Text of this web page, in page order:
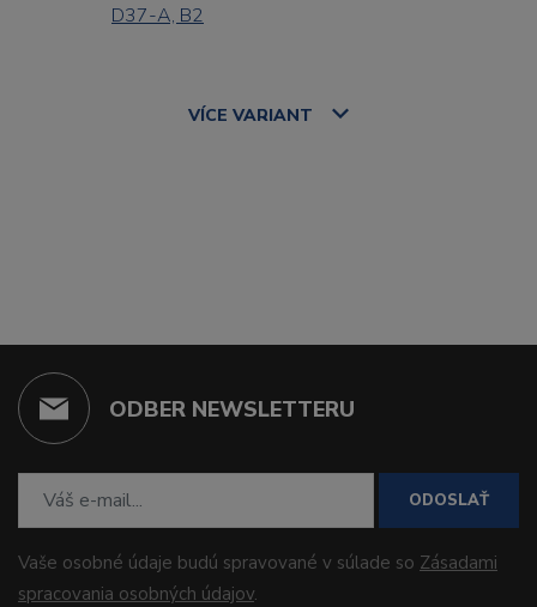
D37-A, B2
VÍCE VARIANT
ODBER NEWSLETTERU
ODOSLAŤ
Vaše osobné údaje budú spravované v súlade so Zásadami
spracovania osobných údajov.